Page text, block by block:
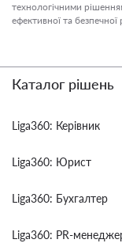
технологічними
ефективної та безпечної
Каталог рішень
Liga360: Керівник
Liga360: Юрист
Liga360: Бухгалтер
Liga360: PR-